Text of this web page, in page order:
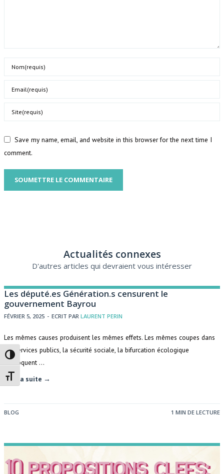
Passer en contraste élevé
Changer la taille de la police
Name
Email
Website
Save my name, email, and website in this browser for the next time I
comment.
SOUMETTRE LE COMMENTAIRE
Actualités connexes
D'autres articles qui devraient vous intéresser
Les député.es Génération.s censurent le
gouvernement Bayrou
FÉVRIER 5, 2025 - ECRIT PAR LAURENT PERIN
Les mêmes causes produisent les mêmes effets. Les mêmes coupes dans
les services publics, la sécurité sociale, la bifurcation écologique
provoquent …
Lire la suite →
BLOG 1 MIN DE LECTURE